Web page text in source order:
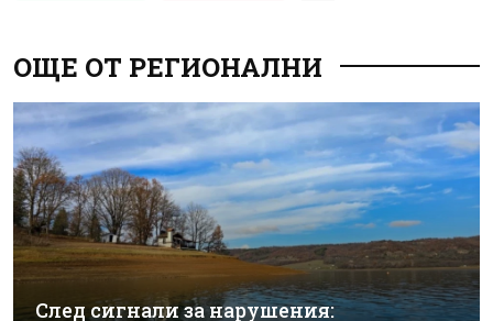
ОЩЕ ОТ РЕГИОНАЛНИ
След сигнали за нарушения: